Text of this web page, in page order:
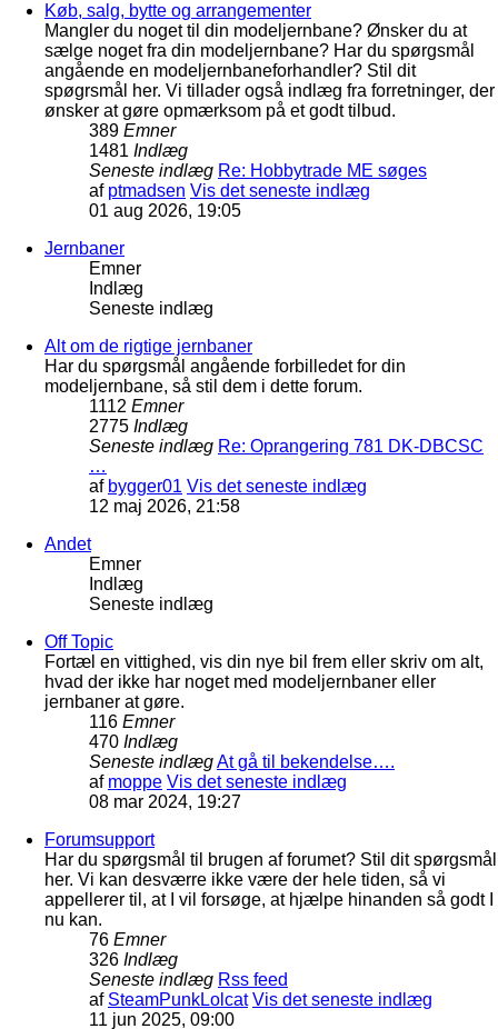
Køb, salg, bytte og arrangementer
Mangler du noget til din modeljernbane? Ønsker du at
sælge noget fra din modeljernbane? Har du spørgsmål
angående en modeljernbaneforhandler? Stil dit
spøgrsmål her. Vi tillader også indlæg fra forretninger, der
ønsker at gøre opmærksom på et godt tilbud.
389 Emner
1481 Indlæg
Seneste indlæg Re: Hobbytrade ME søges
af ptmadsen Vis det seneste indlæg
01 aug 2026, 19:05
Jernbaner
Emner
Indlæg
Seneste indlæg
Alt om de rigtige jernbaner
Har du spørgsmål angående forbilledet for din
modeljernbane, så stil dem i dette forum.
1112 Emner
2775 Indlæg
Seneste indlæg Re: Oprangering 781 DK-DBCSC
…
af bygger01 Vis det seneste indlæg
12 maj 2026, 21:58
Andet
Emner
Indlæg
Seneste indlæg
Off Topic
Fortæl en vittighed, vis din nye bil frem eller skriv om alt,
hvad der ikke har noget med modeljernbaner eller
jernbaner at gøre.
116 Emner
470 Indlæg
Seneste indlægAt gå til bekendelse….
af moppe Vis det seneste indlæg
08 mar 2024, 19:27
Forumsupport
Har du spørgsmål til brugen af forumet? Stil dit spørgsmål
her. Vi kan desværre ikke være der hele tiden, så vi
appellerer til, at I vil forsøge, at hjælpe hinanden så godt I
nu kan.
76 Emner
326 Indlæg
Seneste indlæg Rss feed
af SteamPunkLolcat Vis det seneste indlæg
11 jun 2025, 09:00